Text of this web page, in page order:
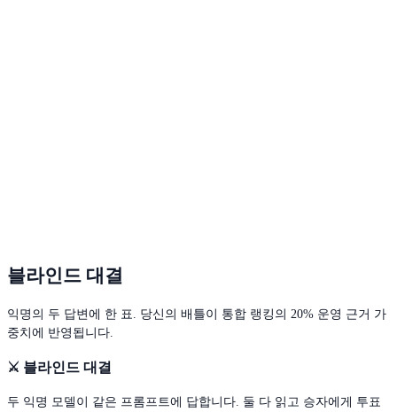
블라인드 대결
익명의 두 답변에 한 표. 당신의 배틀이 통합 랭킹의 20% 운영 근거 가
중치에 반영됩니다.
⚔️ 블라인드 대결
두 익명 모델이 같은 프롬프트에 답합니다. 둘 다 읽고 승자에게 투표